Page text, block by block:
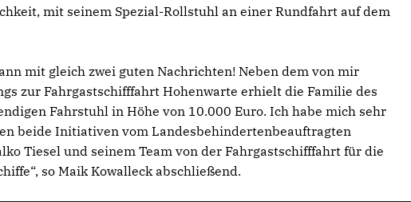
mit seinem Spezial-Rollstuhl an einer Rundfahrt auf dem
mit gleich zwei guten Nachrichten! Neben dem von mir
zur Fahrgastschifffahrt Hohenwarte erhielt die Familie des
Fahrstuhl in Höhe von 10.000 Euro. Ich habe mich sehr
beide Initiativen vom Landesbehindertenbeauftragten
Tiesel und seinem Team von der Fahrgastschifffahrt für die
so Maik Kowalleck abschließend.